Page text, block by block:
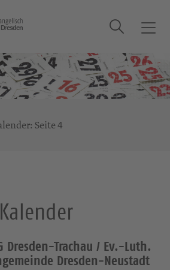
T
g
g
l
n
Suche
: Seite 4
Kalender
Dresden-Trachau / Ev.-Luth.
Dresden-Neustadt